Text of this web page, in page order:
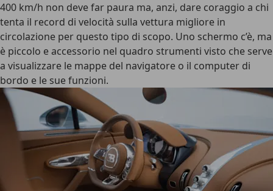
400 km/h non deve far paura ma, anzi, dare coraggio a chi
tenta il record di velocità sulla vettura migliore in
circolazione per questo tipo di scopo. Uno schermo c’è, ma
è piccolo e accessorio nel quadro strumenti visto che serve
a visualizzare le mappe del navigatore o il computer di
bordo e le sue funzioni.